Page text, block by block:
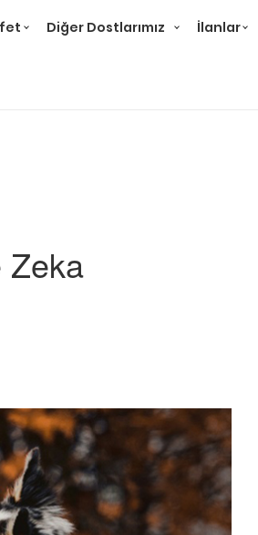
Diğer Dostlarımız İlanlar
Zeka
01.01.2025
Köpeklerle İlgili Ünlü Sözler ve
Atasözleri
03.04.2024